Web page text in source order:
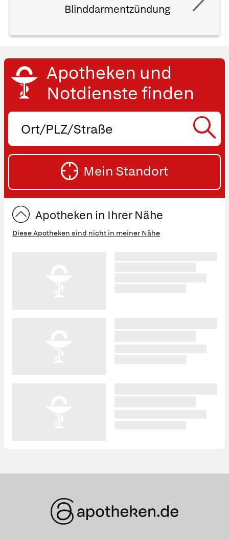
Blinddarmentzündung
Apotheken und
Notdienste finden
Ort,
oder
Straße
Mein Standort
Apotheken in Ihrer Nähe
Diese Apotheken sind nicht in meiner Nähe